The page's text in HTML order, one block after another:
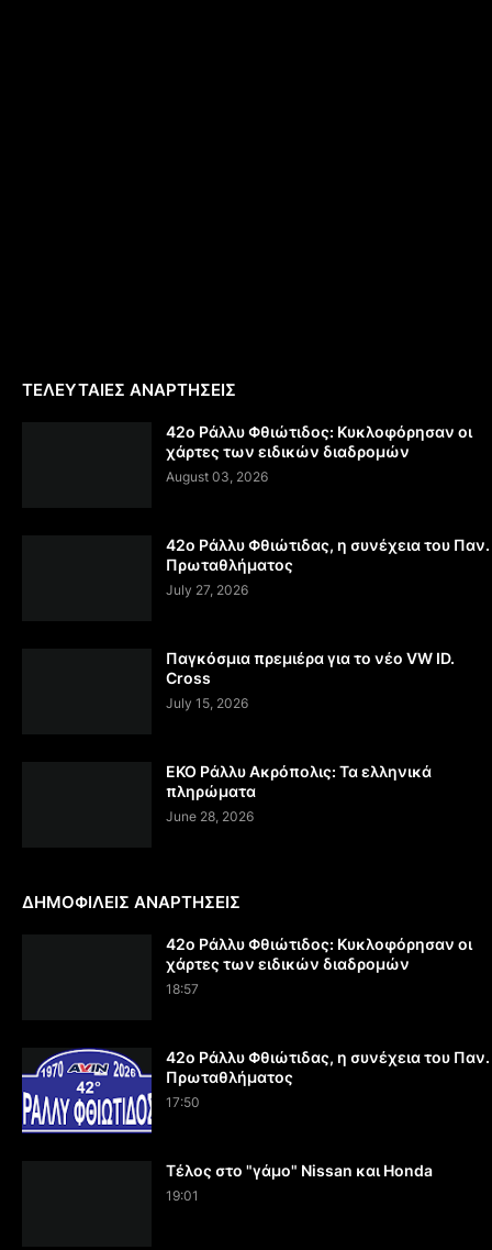
ΤΕΛΕΥΤΑΙΕΣ ΑΝΑΡΤΗΣΕΙΣ
42ο Ράλλυ Φθιώτιδος: Κυκλοφόρησαν οι
χάρτες των ειδικών διαδρομών
August 03, 2026
42ο Ράλλυ Φθιώτιδας, η συνέχεια του Παν.
Πρωταθλήματος
July 27, 2026
Παγκόσμια πρεμιέρα για το νέο VW ID.
Cross
July 15, 2026
EKO Ράλλυ Ακρόπολις: Τα ελληνικά
πληρώματα
June 28, 2026
ΔΗΜΟΦΙΛΕΙΣ ΑΝΑΡΤΗΣΕΙΣ
42ο Ράλλυ Φθιώτιδος: Κυκλοφόρησαν οι
χάρτες των ειδικών διαδρομών
18:57
42ο Ράλλυ Φθιώτιδας, η συνέχεια του Παν.
Πρωταθλήματος
17:50
Τέλος στο "γάμο" Nissan και Honda
19:01